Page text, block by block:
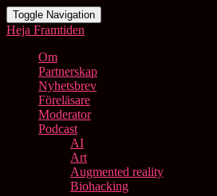
Toggle Navigation
Heja Framtiden
Om
Partnerskap
Nyhetsbrev
Föreläsare
Moderator
Podcast
AI
Art
Augmented reality
Biohacking